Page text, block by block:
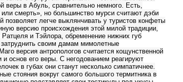
веры в Абуль, сравнительно немного. Есть,
смерть», но большинство мурси считают дэби
легче выклянчивать у туристов конфеты
версию происхождения этой милой традиции,
и Тэйлора, обременение нижних губ
своим дамам мимолетные
версия антропологов считается кощунственной
основ его веры. С негодованием реагируют
в губах они станут несколько симпатичнее.
стояния вокруг самого большого термитника в